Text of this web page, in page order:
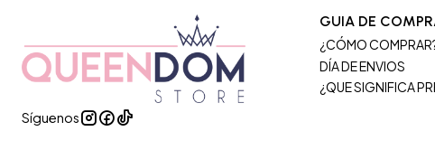
Síguenos
GUIA DE
¿CÓMO
DÍA DE ENVIOS
¿QUE SIGNIFICA